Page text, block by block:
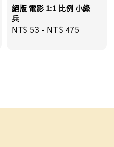
絕版 電影 1:1 比例 小綠
兵
Regular
NT$ 53 - NT$ 475